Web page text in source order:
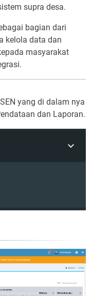
supra desa.
bagian dari
kelola data dan
masyarakat
yang di dalam nya
dan Laporan.